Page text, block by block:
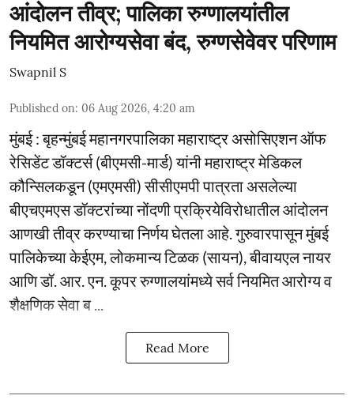
आंदोलन तीव्र; पालिका रुग्णालयांतील
नियमित आरोग्यसेवा बंद, रुग्णसेवेवर परिणाम
Swapnil S
Published on: 06 Aug 2026, 4:20 am
मुंबई : बृहन्मुंबई महानगरपालिका महाराष्ट्र असोसिएशन ऑफ
रेसिडेंट डॉक्टर्स (बीएमसी-मार्ड) यांनी महाराष्ट्र मेडिकल
कौन्सिलकडून (एमएमसी) सीसीएमपी पात्रता असलेल्या
बीएचएमएस डॉक्टरांच्या नोंदणी प्रक्रियेविरोधातील आंदोलन
आणखी तीव्र करण्याचा निर्णय घेतला आहे. गुरुवारपासून मुंबई
पालिकेच्या केईएम, लोकमान्य टिळक (सायन), बीवायएल नायर
आणि डॉ. आर. एन. कूपर रुग्णालयांमध्ये सर्व नियमित आरोग्य व
शैक्षणिक सेवा ब ...
Read More